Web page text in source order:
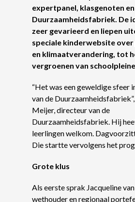
expertpanel, klasgenoten
Duurzaamheidsfabriek. De
zeer gevarieerd en liepen
speciale kinderwebsite
en klimaatverandering, tot
vergroenen van
“Het was een geweldige sfeer
van de
Meijer, directeur van de
Duurzaamheidsfabriek. Hij
leerlingen welkom.
Die startte vervolgens het
Grote klus
Als eerste sprak Jacqueline
wethouder en regionaal